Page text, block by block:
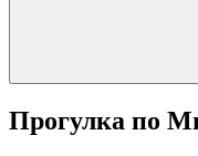
Прогулка по